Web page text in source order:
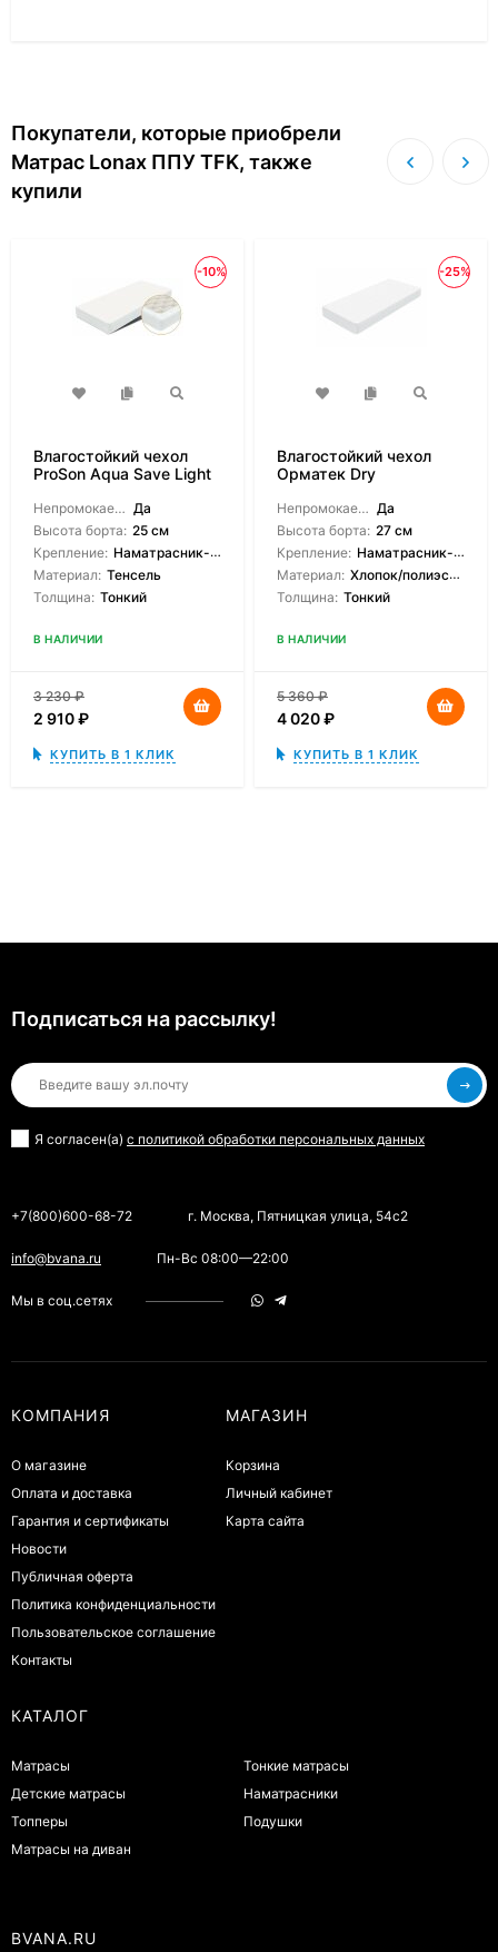
Покупатели, которые приобрели
Матрас Lonax ППУ TFK, также
купили
-10%
Влагостойкий чехол
ProSon Aqua Save Light
Непромокаемый: Да
Высота борта: 25 см
Крепление: Наматрасник-чехол
Материал: Тенсель
Толщина: Тонкий
В НАЛИЧИИ
3 230₽
2 910₽
КУПИТЬ В 1 КЛИК
-25%
Влагостойкий чехол
Орматек Dry
Непромокаемый: Да
Высота борта: 27 см
Крепление: Наматрасник-чехол
Материал: Хлопок/полиэстер
Толщина: Тонкий
В НАЛИЧИИ
5 360₽
4 020₽
КУПИТЬ В 1 КЛИК
Подписаться на рассылкy!
Я согласен(a) с политикой обработки персональных данных
+7(800)600-68-72 г. Москва, Пятницкая улица, 54с2
info@bvana.ru Пн-Вс 08:00—22:00
Мы в соц.сетях
КОМПАНИЯ
О магазине
Оплата и доставка
Гарантия и сертификаты
Новости
Публичная оферта
Политика конфиденциальности
Пользовательское соглашение
Контакты
МАГАЗИН
Корзина
Личный кабинет
Карта сайта
КАТАЛОГ
Матрасы
Детские матрасы
Топперы
Матрасы на диван
Тонкие матрасы
Наматрасники
Подушки
BVANA.RU